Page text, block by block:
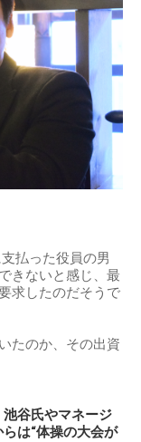
払った役員の男
きないと感じ、最
求したのだそうで
たのか、その出資
池谷氏やマネージ
は“体操の大会が